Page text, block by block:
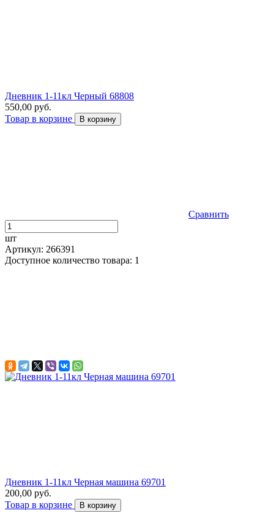
Дневник 1-11кл Черный 68808
550,00 руб.
Товар в корзине
В корзину
Сравнить
шт
Артикул: 266391
Доступное количество товара: 1
Дневник 1-11кл Черная машина 69701
200,00 руб.
Товар в корзине
В корзину